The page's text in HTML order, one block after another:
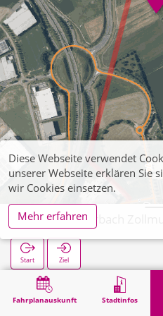
Fahrplanauskunft Stadtinfos
Aachen, Horbach
Start Ziel
Freizeit & Tourismus Aachen, Horbach
Diese Webseite verwendet
unserer Webseite erklären Sie
wir Cookies einsetzen.
Mehr erfahren